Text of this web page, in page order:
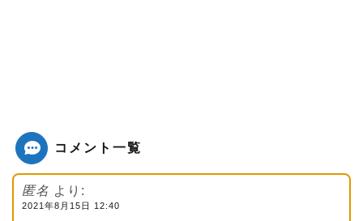
コメント一覧
匿名 より:
2021年8月15日 12:40